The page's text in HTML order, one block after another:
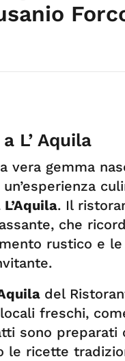
L’ Aquila
vera gemma
. Il
che
rustico e
del
freschi,
sono preparati
le ricette